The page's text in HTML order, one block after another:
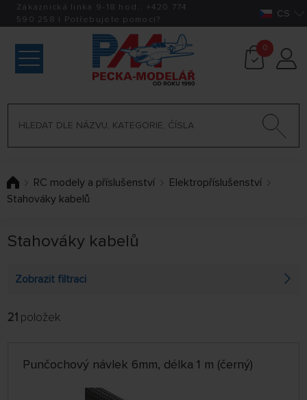
Zákaznická linka 9-18 hod.: +420 774
590 258 | Potřebujete pomoci? CS
0
RC modely a příslušenství
Elektropříslušenství
Stahováky kabelů
Stahováky kabelů
Zobrazit filtraci
POBOČKA
jen skladem
21 položek
Punčochový návlek 6mm, délka 1 m (černý)